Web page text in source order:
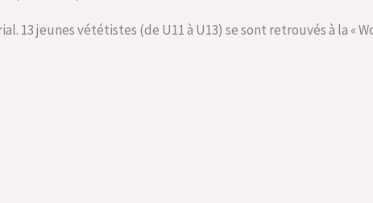
13 jeunes vététistes (de U11 à U13) se sont retrouvés à la «